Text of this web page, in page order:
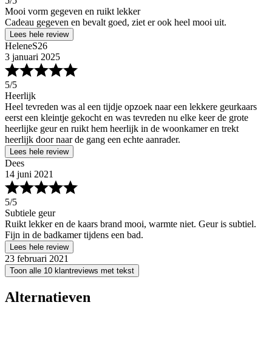
Mooi vorm gegeven en ruikt lekker
Cadeau gegeven en bevalt goed, ziet er ook heel mooi uit.
Lees hele review
HeleneS26
3 januari 2025
5/5
Heerlijk
Heel tevreden was al een tijdje opzoek naar een lekkere geurkaars
eerst een kleintje gekocht en was tevreden nu elke keer de grote
heerlijke geur en ruikt hem heerlijk in de woonkamer en trekt
heerlijk door naar de gang een echte aanrader.
Lees hele review
Dees
14 juni 2021
5/5
Subtiele geur
Ruikt lekker en de kaars brand mooi, warmte niet. Geur is subtiel.
Fijn in de badkamer tijdens een bad.
Lees hele review
23 februari 2021
Toon alle 10 klantreviews met tekst
Alternatieven